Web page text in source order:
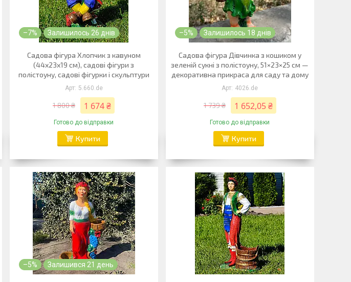
–7% Залишилось 26 днів
Садова фігура Хлопчик з кавуном
(44х23х19 см), садові фігури з
полістоуну, садові фігурки і скульптури
5.660.de
1 800 ₴ 1 674 ₴
Готово до відправки
Купити
–5% Залишилось 18 днів
Садова фігура Дівчинка з кошиком у
зеленій сукні з полістоуну, 51×23×25 см —
декоративна прикраса для саду та дому
4026.de
1 739 ₴ 1 652,05 ₴
Готово до відправки
Купити
–5% Залишився 21 день